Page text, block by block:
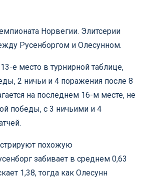
Норвегии. Элитсерии
Русенборгом и Олесунном.
е место в турнирной таблице,
2 ничьи и 4 поражения после 8
на последнем 16-м месте, не
победы, с 3 ничьими и 4
похожую
забивает в среднем 0,63
1,38, тогда как Олесунн